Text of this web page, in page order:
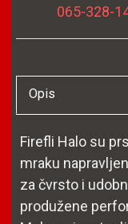
065-328-
Opis
Firefli Halo su
mraku
za čvrsto i
produžene